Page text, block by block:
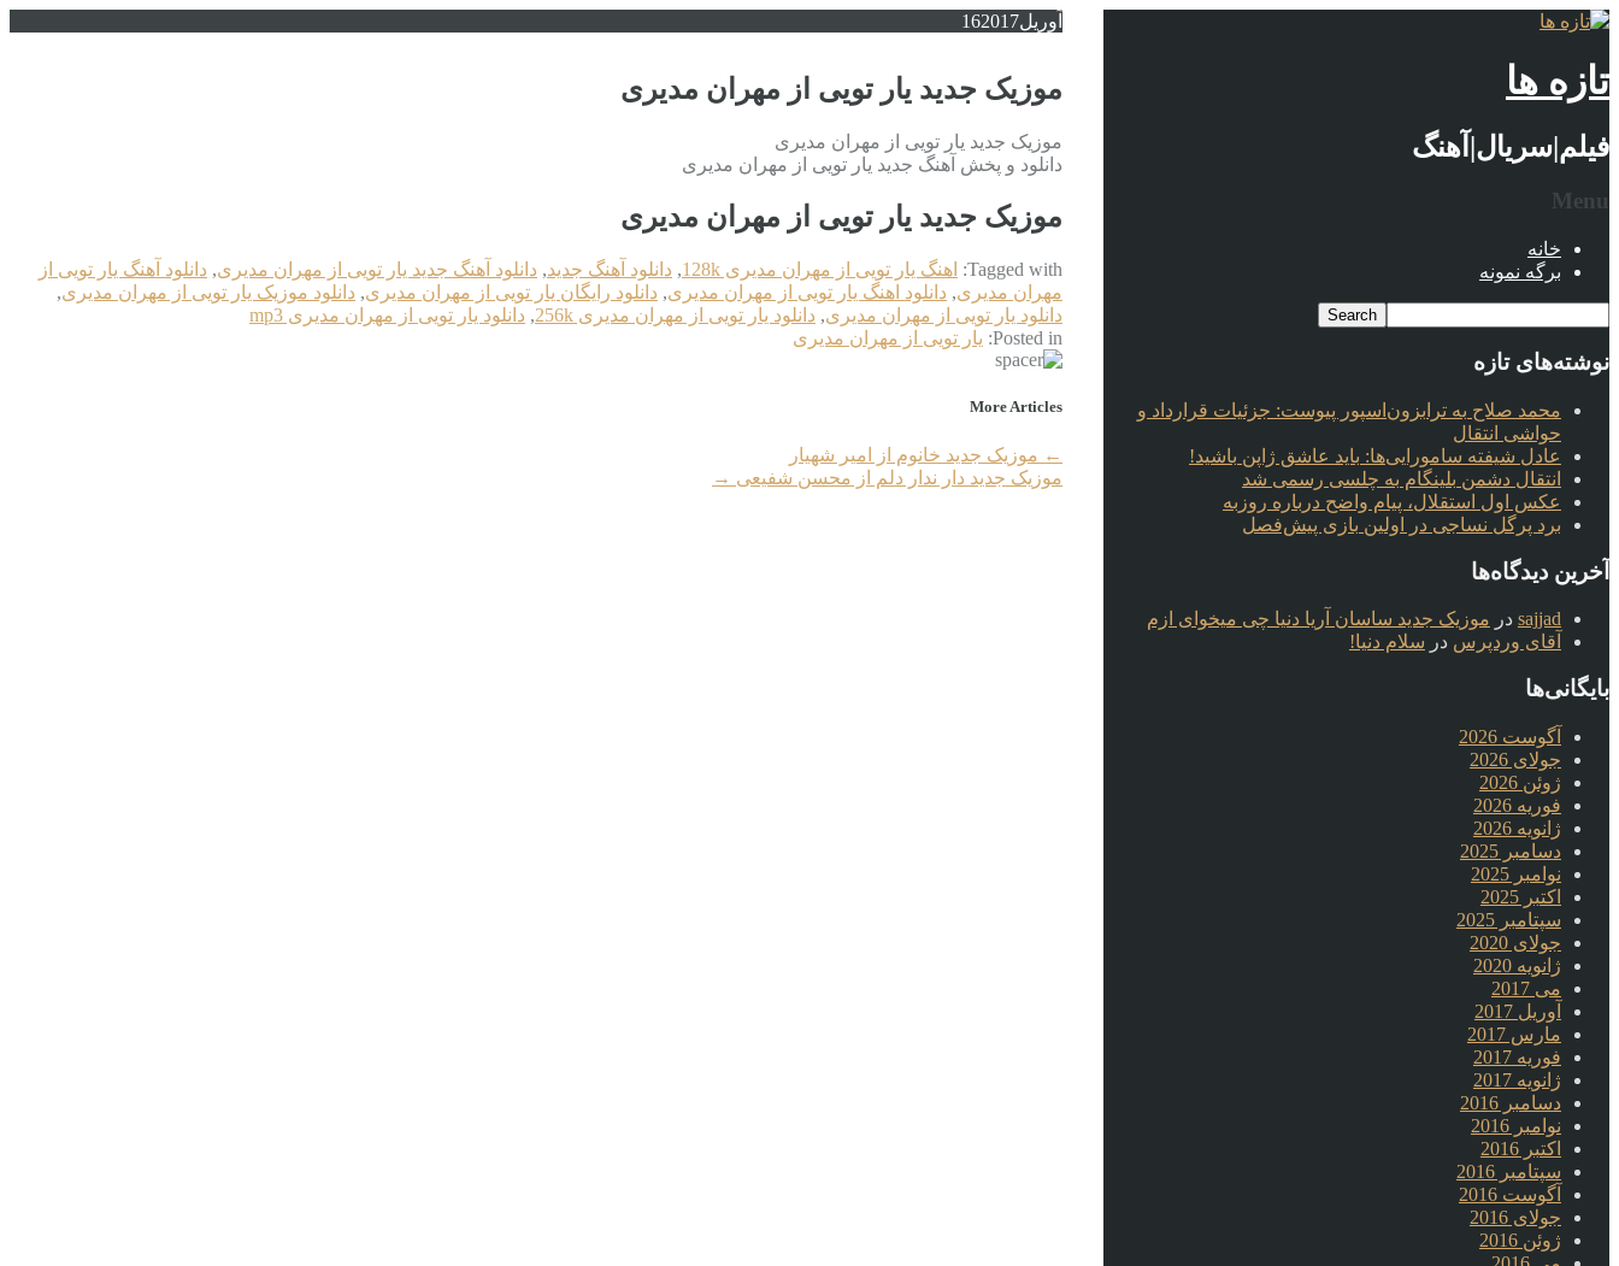
آوریل 162017
موزیک جدید یار تویی از مهران مدیری
موزیک جدید یار تویی از مهران مدیری
دانلود و پخش آهنگ جدید یار تویی از مهران مدیری
موزیک جدید یار تویی از مهران مدیری
Tagged with: اهنگ یار تویی از مهران مدیری 128k , دانلود آهنگ جدید, دانلود آهنگ جدید یار تویی از مهران مدیری, دانلود آهنگ یار تویی از
مهران مدیری, دانلود اهنگ یار تویی از مهران مدیری, دانلود رایگان یار تویی از مهران مدیری, دانلود موزیک یار تویی از مهران مدیری,
دانلود یار تویی از مهران مدیری, دانلود یار تویی از مهران مدیری 256k , دانلود یار تویی از مهران مدیری mp3
Posted in: یار تویی از مهران مدیری
More Articles
← موزیک جدید خانوم از امیر شهیار
موزیک جدید دار ندار دلم از محسن شفیعی →
تازه ها
فیلم|سریال|آهنگ
Menu
خانه
برگه نمونه
نوشته‌های تازه
محمد صلاح به ترابزون‌اسپور پیوست: جزئیات قرارداد و
حواشی انتقال
عادل شیفته سامورایی‌ها: باید عاشق ژاپن باشید!
انتقال دشمن بلینگام به چلسی رسمی شد
عکس اول استقلال، پیام واضح درباره روزبه
برد پرگل نساجی در اولین بازی پیش‌فصل
آخرین دیدگاه‌ها
sajjad در موزیک جدید ساسان آریا دنیا چی میخوای ازم
آقای وردپرس در سلام دنیا!
بایگانی‌ها
آگوست 2026
جولای 2026
ژوئن 2026
فوریه 2026
ژانویه 2026
دسامبر 2025
نوامبر 2025
اکتبر 2025
سپتامبر 2025
جولای 2020
ژانویه 2020
می 2017
آوریل 2017
مارس 2017
فوریه 2017
ژانویه 2017
دسامبر 2016
نوامبر 2016
اکتبر 2016
سپتامبر 2016
آگوست 2016
جولای 2016
ژوئن 2016